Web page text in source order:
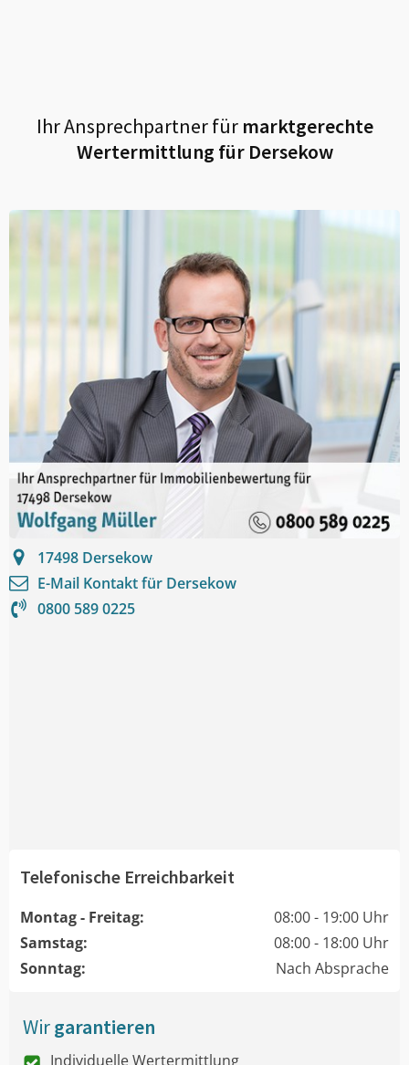
Ihr Ansprechpartner fürmarktgerechte
Wertermittlung für Dersekow
17498 Dersekow
E-Mail Kontakt für Dersekow
0800 589 0225
Telefonische Erreichbarkeit
Montag - Freitag:
08:00 - 19:00 Uhr
Samstag:
08:00 - 18:00 Uhr
Sonntag:
Nach Absprache
Wirgarantieren
Individuelle Wertermittlung